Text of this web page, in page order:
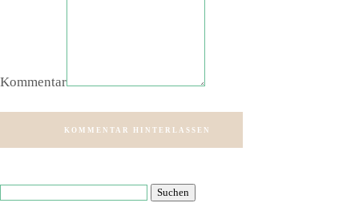
Kommentar
KOMMENTAR HINTERLASSEN